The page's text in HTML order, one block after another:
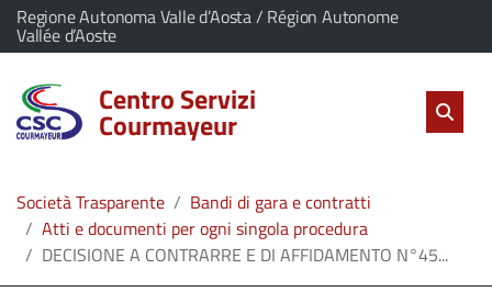
vai al contenuto
vai al menu principale
Home
Servizi
L'Amministrazione
Linea
diretta
Il comune di Centro Servizi Courmayeur appartiene a:
Regione Autonoma Valle d’Aosta / Région Autonome
Vallée d’Aoste(Apre il link in una nuova scheda)
Centro Servizi
Courmayeur
salta
Società Trasparente
Bandi di gara e contratti
Atti e documenti per ogni singola procedura
DECISIONE A CONTRARRE E DI AFFIDAMENTO N°45...